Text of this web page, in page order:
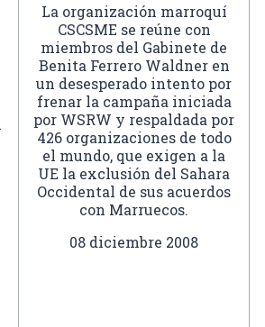
La organización marroquí
CSCSME se reúne con
miembros del Gabinete de
Benita Ferrero Waldner en
un desesperado intento por
frenar la campaña iniciada
por WSRW y respaldada por
426 organizaciones de todo
el mundo, que exigen a la
UE la exclusión del Sahara
Occidental de sus acuerdos
con Marruecos.
08 diciembre 2008